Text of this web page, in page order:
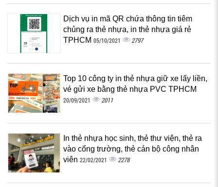
Dịch vụ in mã QR chứa thông tin tiêm
chủng ra thẻ nhựa, in thẻ nhựa giá rẻ
TPHCM 05/10/2021 2797
Top 10 công ty in thẻ nhựa giữ xe lấy liền,
vé gửi xe bằng thẻ nhựa PVC TPHCM
20/09/2021 2011
In thẻ nhựa học sinh, thẻ thư viện, thẻ ra
vào cổng trường, thẻ cán bộ công nhân
viên 22/02/2021 2278